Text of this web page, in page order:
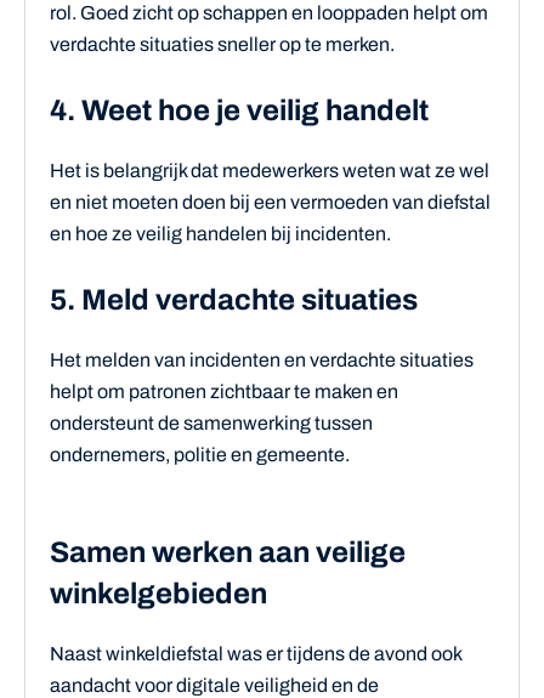
rol. Goed zicht op schappen en looppaden helpt om
verdachte situaties sneller op te merken.
4. Weet hoe je veilig handelt
Het is belangrijk dat medewerkers weten wat ze wel
en niet moeten doen bij een vermoeden van diefstal
en hoe ze veilig handelen bij incidenten.
5. Meld verdachte situaties
Het melden van incidenten en verdachte situaties
helpt om patronen zichtbaar te maken en
ondersteunt de samenwerking tussen
ondernemers, politie en gemeente.
Samen werken aan veilige
winkelgebieden
Naast winkeldiefstal was er tijdens de avond ook
aandacht voor digitale veiligheid en de